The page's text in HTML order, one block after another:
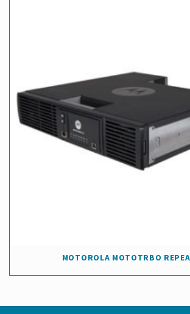
MOTOROLA MOTOTRBO